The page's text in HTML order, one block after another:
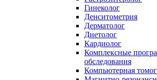
Гинеколог
Денситометрия
Дерматолог
Диетолог
Кардиолог
Комплексные
обследования
Компьютерная